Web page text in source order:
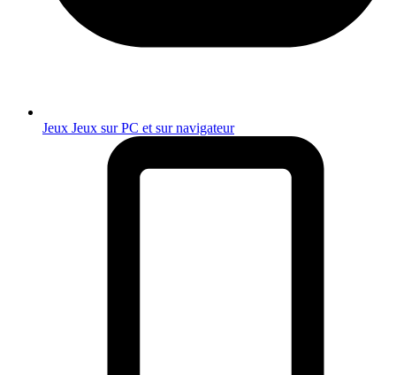
Jeux Jeux sur PC et sur navigateur